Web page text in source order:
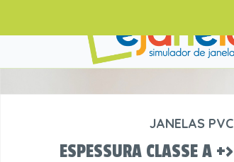
JANELAS PVC
ESPESSURA CLASSE A +>